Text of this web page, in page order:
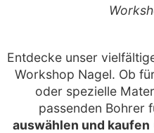
Entdecke unser
Workshop Nagel. Ob
oder spezielle
passenden Bohrer
auswählen und kaufen